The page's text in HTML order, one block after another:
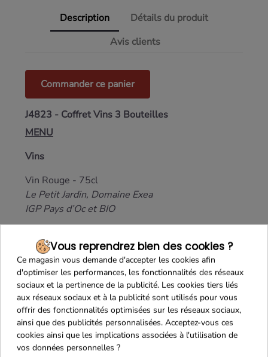
Description
Détails du produit
Avis clients
Commander ce panier
J4823 - Coffret Vins 3 Bouteilles
MENU
Vins
Vin Rouge - 75cl
Le Petit Jardin, Domaine Exea
IGP Pays d’Oc et BIO
Vin Rouge - 75cl
La Réserve des Millaudes
AOP Côtes de Bergerac
Vin Blanc Moelleux - 75cl
La Réserve des Millaudes
AOP Côtes de Bergerac
Coffret 3 bouteilles en kraft
Vous reprendrez bien des cookies ?
Ce magasin vous demande d'accepter les cookies afin
d'optimiser les performances, les fonctionnalités des réseaux
sociaux et la pertinence de la publicité. Les cookies tiers liés
aux réseaux sociaux et à la publicité sont utilisés pour vous
offrir des fonctionnalités optimisées sur les réseaux sociaux,
ainsi que des publicités personnalisées. Acceptez-vous ces
cookies ainsi que les implications associées à l'utilisation de
vos données personnelles ?